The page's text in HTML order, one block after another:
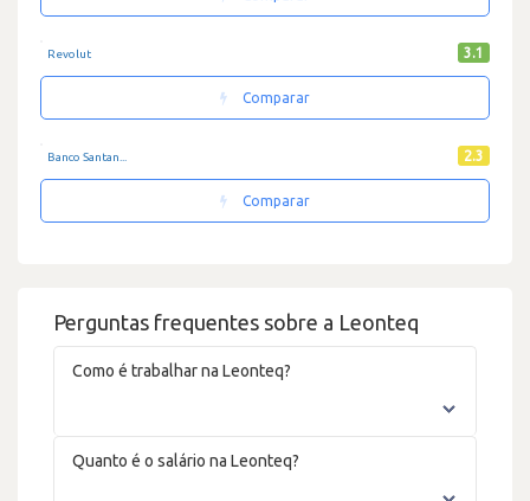
Perguntas frequentes sobre a Leonteq
Como é trabalhar na Leonteq?
Quanto é o salário na Leonteq?
Revolut 3.1
Comparar
Banco Santan... 2.3
Comparar